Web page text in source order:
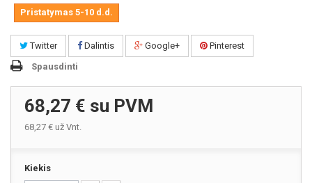
Pristatymas 5-10 d.d.
Twitter Dalintis Google+
Pinterest
Spausdinti
68,27 € su PVM
68,27 € už Vnt.
Kiekis